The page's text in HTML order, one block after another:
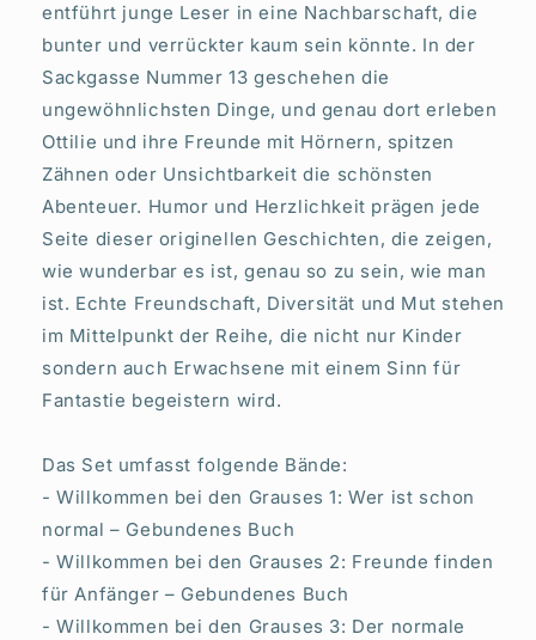
entführt junge Leser in eine Nachbarschaft, die
bunter und verrückter kaum sein könnte. In der
Sackgasse Nummer 13 geschehen die
ungewöhnlichsten Dinge, und genau dort erleben
Ottilie und ihre Freunde mit Hörnern, spitzen
Zähnen oder Unsichtbarkeit die schönsten
Abenteuer. Humor und Herzlichkeit prägen jede
Seite dieser originellen Geschichten, die zeigen,
wie wunderbar es ist, genau so zu sein, wie man
ist. Echte Freundschaft, Diversität und Mut stehen
im Mittelpunkt der Reihe, die nicht nur Kinder
sondern auch Erwachsene mit einem Sinn für
Fantastie begeistern wird.
Das Set umfasst folgende Bände:
- Willkommen bei den Grauses 1: Wer ist schon
normal – Gebundenes Buch
- Willkommen bei den Grauses 2: Freunde finden
für Anfänger – Gebundenes Buch
- Willkommen bei den Grauses 3: Der normale